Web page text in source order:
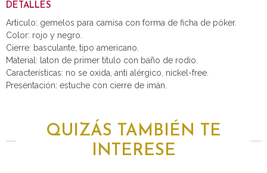
DETALLES
Articulo: gemelos para camisa con forma de ficha de póker.
Color: rojo y negro.
Cierre: basculante, tipo americano.
Material: laton de primer titulo con baño de rodio.
Características: no se oxida, anti alérgico, nickel-free.
Presentación: estuche con cierre de imán.
QUIZÁS TAMBIÉN TE
INTERESE